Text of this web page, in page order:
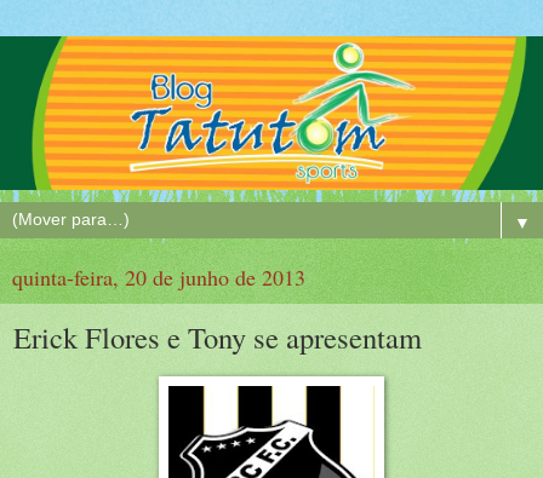
▼
quinta-feira, 20 de junho de 2013
Erick Flores e Tony se apresentam